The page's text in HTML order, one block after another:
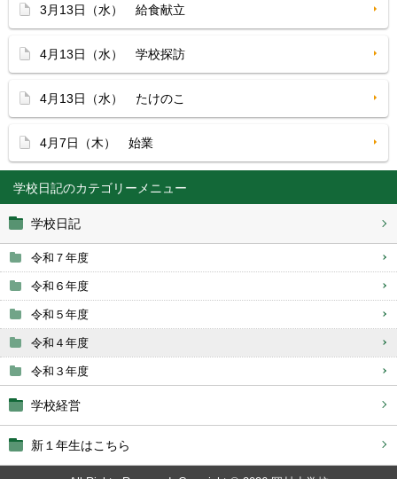
学校日記
学校日記
令和７年度
令和６年度
令和５年度
令和４年度
令和３年度
学校経営
新１年生はこちら
3月13日（水） 給食献立
4月13日（水） 学校探訪
4月13日（水） たけのこ
4月7日（木） 始業